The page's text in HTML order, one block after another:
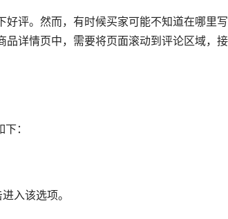
评。然而，有时候买家可能不知道在哪里
详情页中，需要将页面滚动到评论区域，
：
入该选项。